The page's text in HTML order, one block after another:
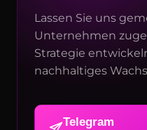
Lassen Sie uns
Unternehmen
Strategie
nachhaltiges
Telegram